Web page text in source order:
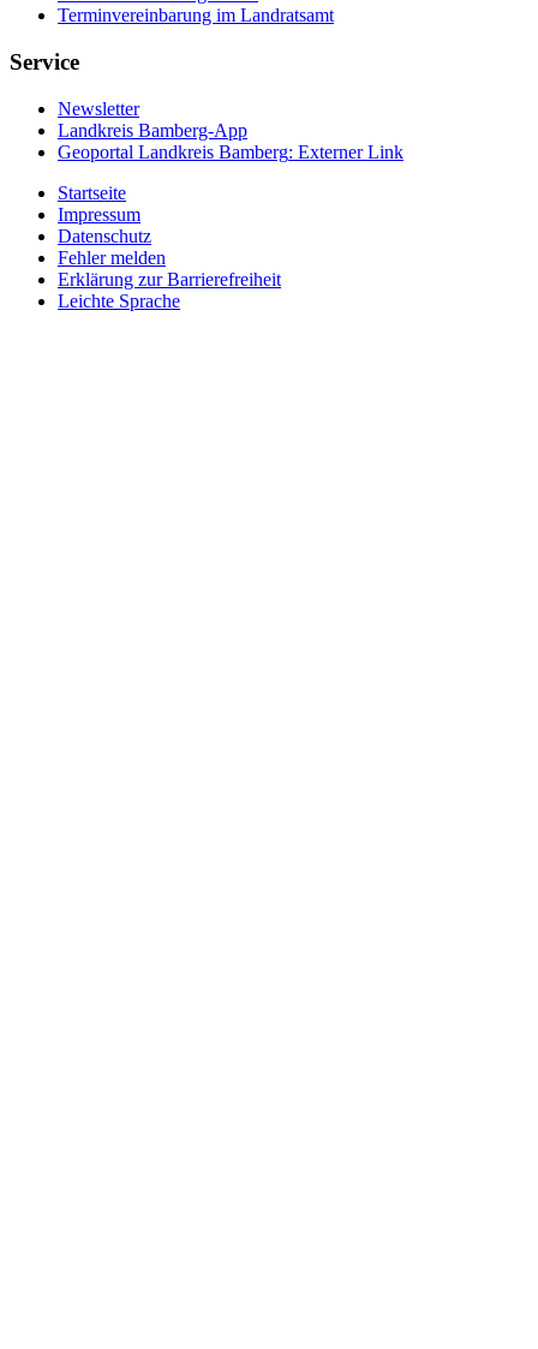
Terminvereinbarung im Landratsamt
Service
Newsletter
Landkreis Bamberg-App
Geoportal Landkreis Bamberg: Externer Link
Startseite
Impressum
Datenschutz
Fehler melden
Erklärung zur Barrierefreiheit
Leichte Sprache